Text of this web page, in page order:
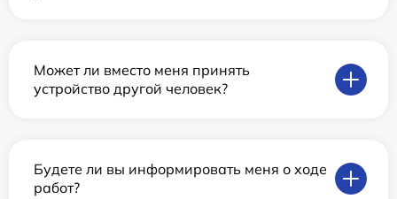
Может ли вместо меня принять
устройство другой человек?
Будете ли вы информировать меня о ходе
работ?